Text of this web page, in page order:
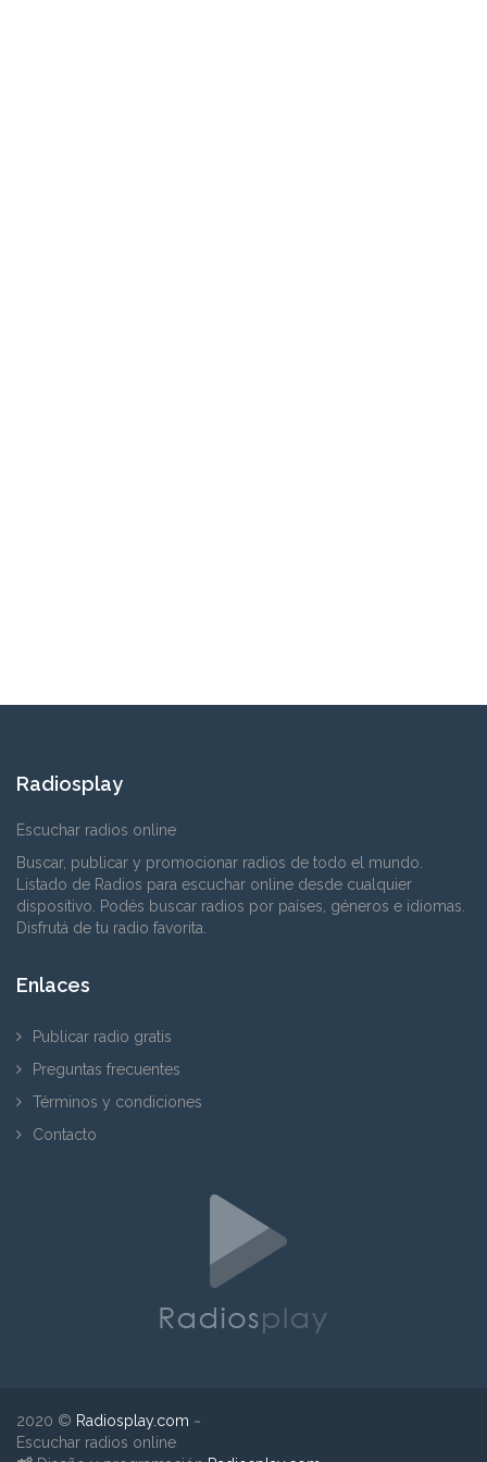
Radiosplay
Escuchar radios online
Buscar, publicar y promocionar radios de todo el mundo.
Listado de Radios para escuchar online desde cualquier
dispositivo. Podés buscar radios por países, géneros e idiomas.
Disfrutá de tu radio favorita.
Enlaces
Publicar radio gratis
Preguntas frecuentes
Términos y condiciones
Contacto
2020 © Radiosplay.com ~
Escuchar radios online